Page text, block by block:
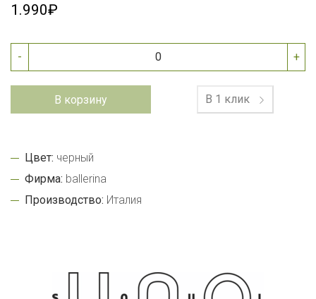
1.990₽
- +
В корзину В 1 клик
Цвет: черный
Фирма: ballerina
Производство: Италия